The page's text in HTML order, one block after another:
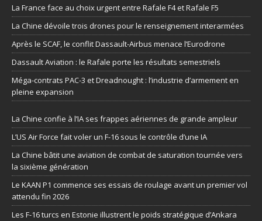
La France face au choix urgent entre Rafale F4 et Rafale F5
La Chine dévoile trois drones pour le renseignement interarmées
Après le SCAF, le conflit Dassault-Airbus menace l’Eurodrone
Dassault Aviation : le Rafale porte les résultats semestriels
Méga-contrats PAC-3 et Dreadnought : l’industrie d’armement en
pleine expansion
La Chine confie à l’IA ses frappes aériennes de grande ampleur
L’US Air Force fait voler un F-16 sous le contrôle d’une IA
La Chine bâtit une aviation de combat de saturation tournée vers
la sixième génération
Le KAAN P1 commence ses essais de roulage avant un premier vol
attendu fin 2026
Les F-16 turcs en Estonie illustrent le poids stratégique d’Ankara